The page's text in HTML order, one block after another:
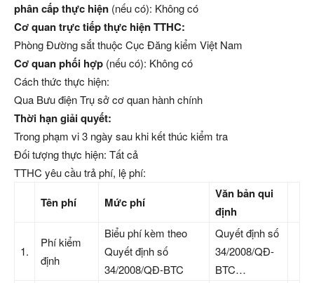
phân cấp thực hiện (nếu có): Không có
Cơ quan trực tiếp thực hiện TTHC:
Phòng Đường sắt thuộc Cục Đăng kiểm Việt Nam
Cơ quan phối hợp (nếu có): Không có
Cách thức thực hiện:
Qua Bưu điện Trụ sở cơ quan hành chính
Thời hạn giải quyết:
Trong phạm vi 3 ngày sau khi kết thúc kiểm tra
Đối tượng thực hiện: Tất cả
TTHC yêu cầu trả phí, lệ phí:
Tên phí Mức phí
Văn bản qui
định
1.
Phí kiểm
định
Biểu phí kèm theo
Quyết định số
34/2008/QĐ-BTC
Quyết định số
34/2008/QĐ-
BTC…